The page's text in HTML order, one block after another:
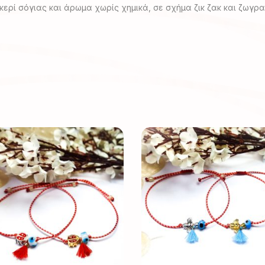
σόγιας και άρωμα χωρίς χημικά, σε σχήμα ζικ ζακ και
Αυτό
προϊόν
έχει
πολλαπλές
Αυτό
το
προϊόν